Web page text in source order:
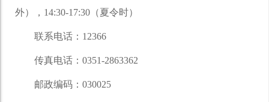
外），14:30-17:30（夏令时）
联系电话：12366
传真电话：0351-2863362
邮政编码：030025